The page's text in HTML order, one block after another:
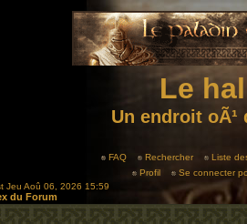
Le
Un endroit
FAQ Rechercher
Liste
Profil
Se connecter
Jeu Aoû 06, 2026 15:59
du Forum